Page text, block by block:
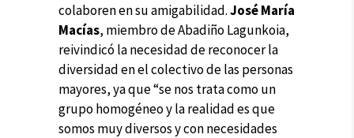
colaboren en su amigabilidad.José María
Macías, miembro de Abadiño Lagunkoia,
reivindicó la necesidad de reconocer la
diversidad en el colectivo de las personas
mayores, ya que “se nos trata como un
grupo homogéneo y la realidad es que
somos muy diversos y con necesidades